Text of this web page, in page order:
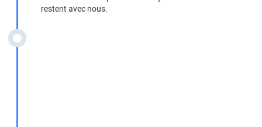
restent avec nous.